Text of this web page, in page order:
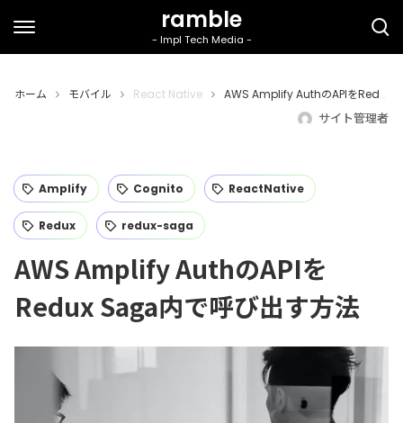
ホーム モバイル React Native AWS Amplify AuthのAPIをRedux Saga内で呼び出す方法
サイト管理者
Amplify Cognito ReactNative
Redux redux-saga
AWS Amplify AuthのAPIを
Redux Saga内で呼び出す方法